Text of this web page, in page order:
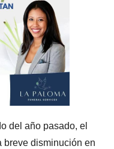
del año pasado, el
breve disminución en